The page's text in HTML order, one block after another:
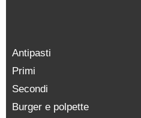
Antipasti
Primi
Secondi
Burger e polpette